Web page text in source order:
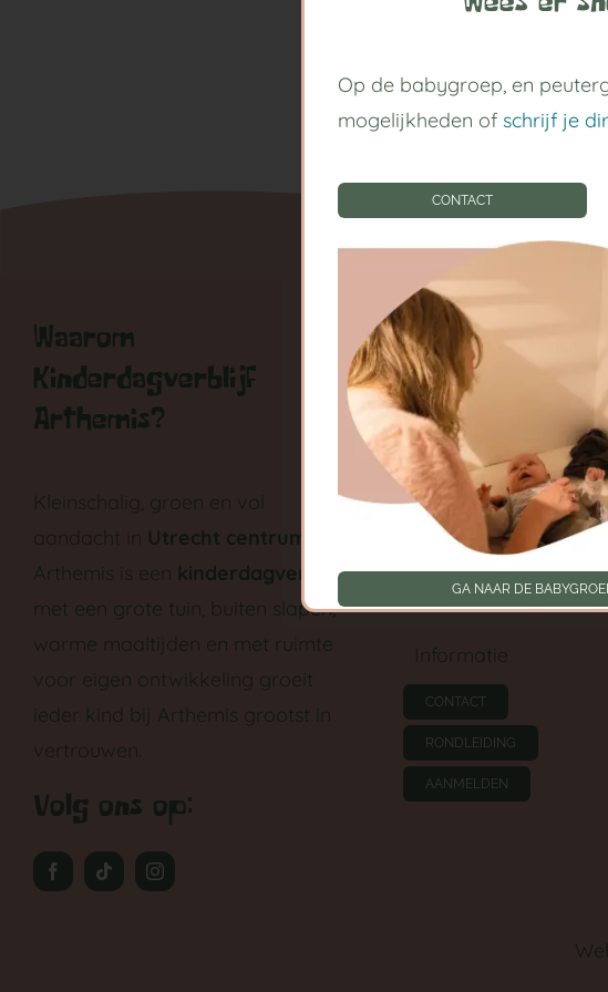
Waarom
Kinderdagverblijf
Arthemis?
Kleinschalig, groen en vol
aandacht in Utrecht centrum
Arthemis is een kinderdagverblijf
met een grote tuin, buiten slapen,
warme maaltijden en met ruimte
voor eigen ontwikkeling groeit
ieder kind bij Arthemis grootst in
vertrouwen.
Volg ons op:
Handige links
Kinderdagverblijf
Centrum
Babygroep
Peutergroep
Tarieven
Informatie
CONTACT
RONDLEIDING
AANMELDEN
Op de babygroep, en
mogelijkheden of schrijf je
CONTACT
GA NAAR DE